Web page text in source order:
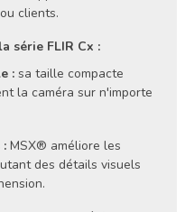
clients.
série FLIR Cx :
: sa taille compacte
la caméra sur n'importe
MSX® améliore les
des détails visuels